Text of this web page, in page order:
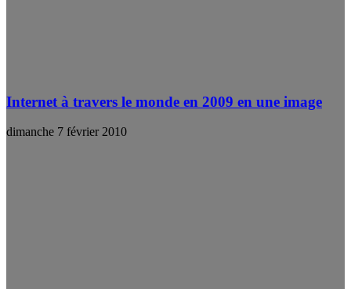
Internet à travers le monde en 2009 en une image
dimanche 7 février 2010